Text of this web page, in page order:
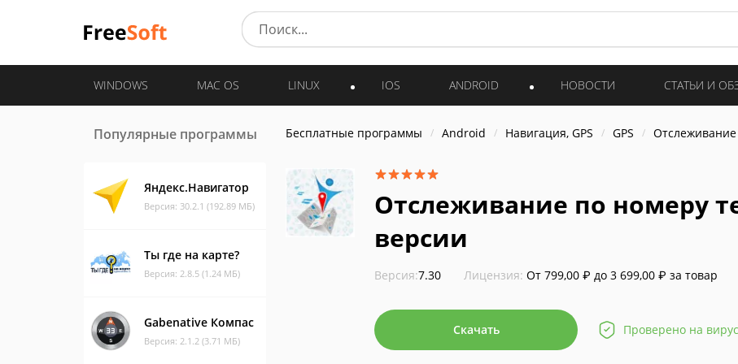
WINDOWS MAC OS LINUX IOS ANDROID НОВОСТИ СТАТЬИ И
Популярные программы
Яндекс.Навигатор
Версия: 30.2.1 (192.89 МБ)
Ты где на карте?
Версия: 2.8.5 (1.24 МБ)
Gabenative Компас
Версия: 2.1.2 (3.71 МБ)
Бесплатные программы Android Навигация, GPS GPS
Отслеживание по номеру
версии
Версия:7.30 Лицензия: От 799,00 ₽ до 3 699,00 ₽ за товар
Скачать Проверено на